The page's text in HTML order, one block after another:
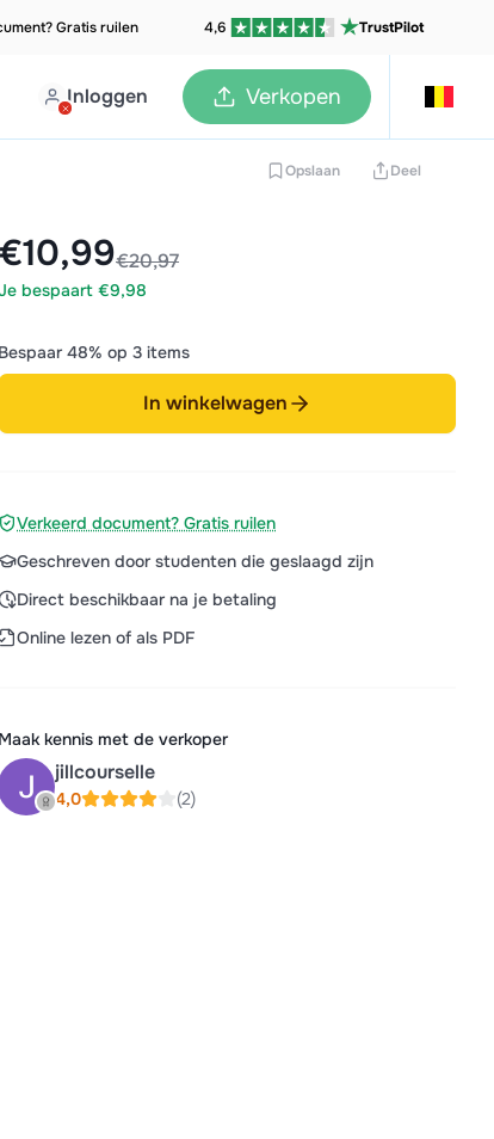
Gratis ruilen 4,6 TrustPilot
Inloggen Verkopen
Opslaan Deel
€10,99€20,97
bespaart €9,98
Bespaar 48% op 3 items
In winkelwagen
Verkeerd document? Gratis ruilen
Geschreven door studenten die geslaagd zijn
Direct beschikbaar na je betaling
Online lezen of als PDF
Maak kennis met de verkoper
jillcourselle
4,0 (2)